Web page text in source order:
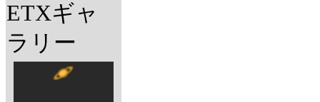
ETXギャ
ラリー